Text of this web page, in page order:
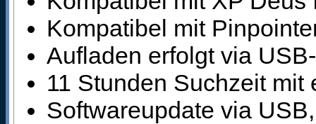
Kompatibel mit
Aufladen erfolgt via
11 Stunden Suchzeit mit
Softwareupdate via